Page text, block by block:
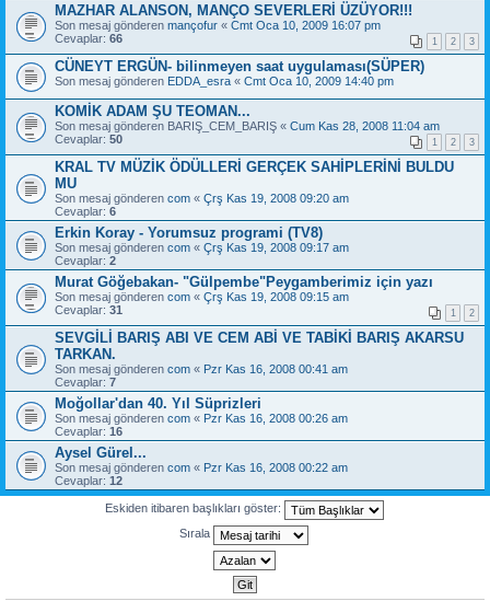
MAZHAR ALANSON, MANÇO SEVERLERİ ÜZÜYOR!!!
Son mesaj gönderen mançofur « Cmt Oca 10, 2009 16:07 pm
Cevaplar: 66 1 2 3
CÜNEYT ERGÜN- bilinmeyen saat uygulaması(SÜPER)
Son mesaj gönderen EDDA_esra « Cmt Oca 10, 2009 14:40 pm
KOMİK ADAM ŞU TEOMAN...
Son mesaj gönderen BARIŞ_CEM_BARIŞ « Cum Kas 28, 2008 11:04 am
Cevaplar: 50 1 2 3
KRAL TV MÜZİK ÖDÜLLERİ GERÇEK SAHİPLERİNİ BULDU
MU
Son mesaj gönderen com « Çrş Kas 19, 2008 09:20 am
Cevaplar: 6
Erkin Koray - Yorumsuz programi (TV8)
Son mesaj gönderen com « Çrş Kas 19, 2008 09:17 am
Cevaplar: 2
Murat Göğebakan- "Gülpembe"Peygamberimiz için yazı
Son mesaj gönderen com « Çrş Kas 19, 2008 09:15 am
Cevaplar: 31 1 2
SEVGİLİ BARIŞ ABI VE CEM ABİ VE TABİKİ BARIŞ AKARSU
TARKAN.
Son mesaj gönderen com « Pzr Kas 16, 2008 00:41 am
Cevaplar: 7
Moğollar'dan 40. Yıl Süprizleri
Son mesaj gönderen com « Pzr Kas 16, 2008 00:26 am
Cevaplar: 16
Aysel Gürel...
Son mesaj gönderen com « Pzr Kas 16, 2008 00:22 am
Cevaplar: 12
Eskiden itibaren başlıkları göster:
Sırala